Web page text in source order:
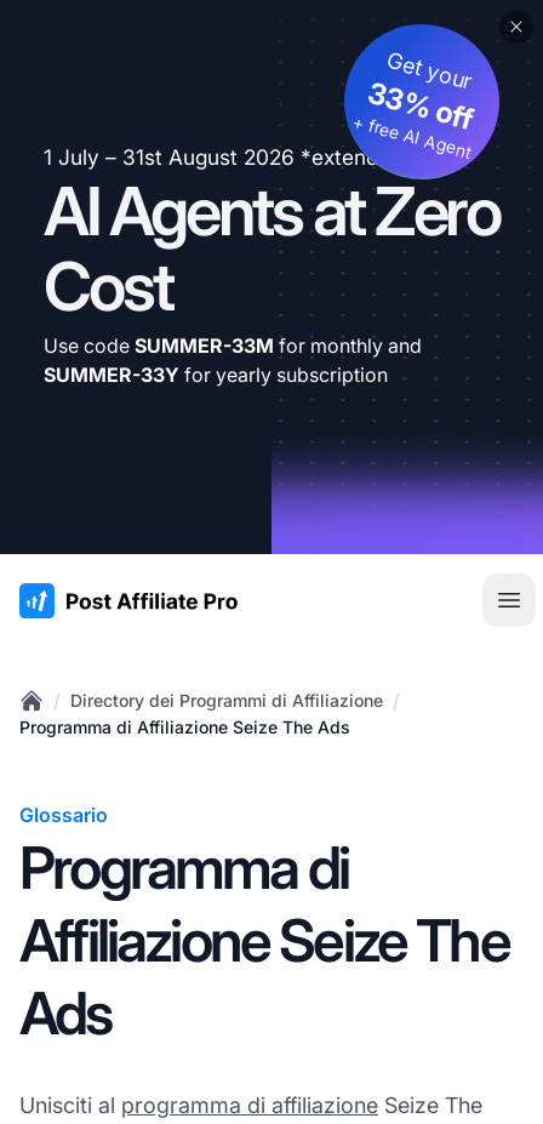
1 July – 31st August 2026 *extended
AI Agents at Zero
Cost
Get your
33% off
+ free AI Agent
Use code SUMMER-33M for monthly and
SUMMER-33Y for yearly subscription
:site.title
Home
/ Directory dei Programmi di Affiliazione /
Programma di Affiliazione Seize The Ads
Glossario
Programma di
Affiliazione Seize The
Ads
Unisciti al programma di affiliazione Seize The